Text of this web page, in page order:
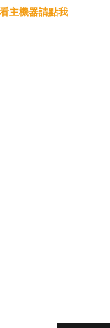
主機器請點我